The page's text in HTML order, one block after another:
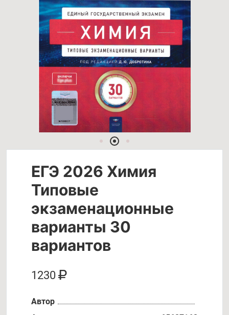
ЕГЭ 2026 Химия
Типовые
экзаменационные
варианты 30
вариантов
1230
Автор